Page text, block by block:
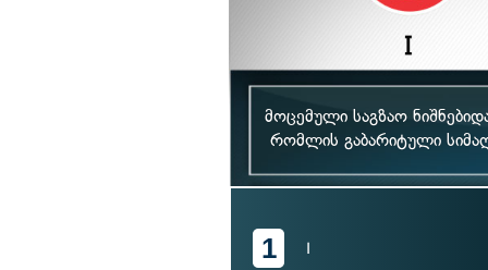
მოცემული საგზაო
რომლის გაბარიტული
1 I